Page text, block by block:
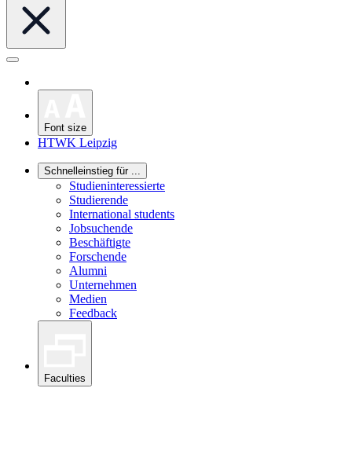
Font size
HTWK Leipzig
Schnelleinstieg für ...
Studieninteressierte
Studierende
International students
Jobsuchende
Beschäftigte
Forschende
Alumni
Unternehmen
Medien
Feedback
Faculties